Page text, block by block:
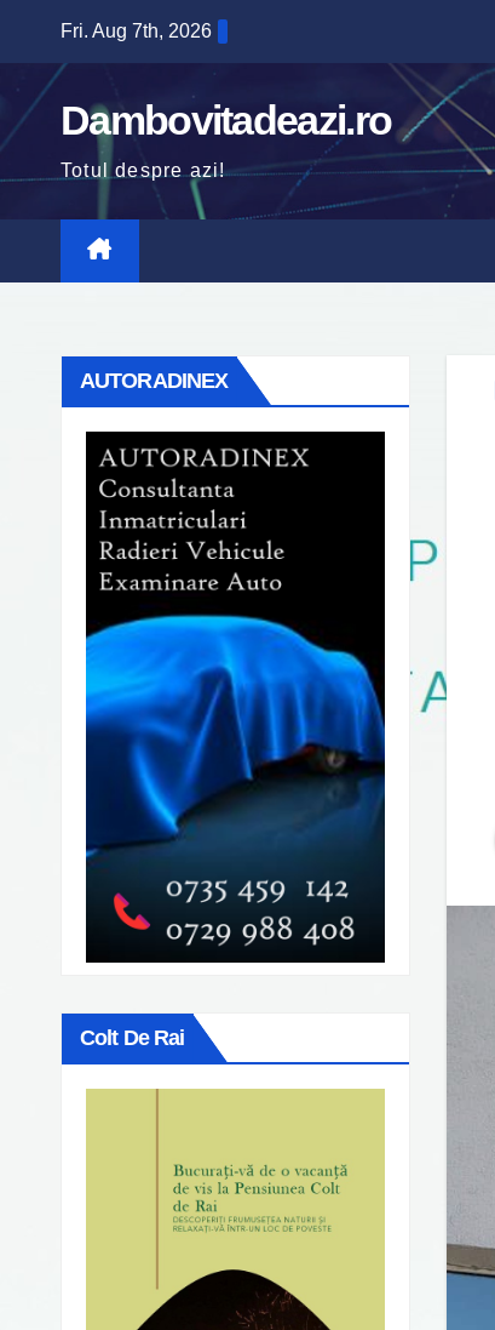
content
Fri. Aug 7th, 2026
Dambovitadeazi.ro
Totul despre azi!
AUTORADINEX
Colt De Rai